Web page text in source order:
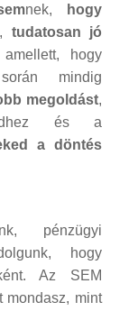
nek,
hogy
tudatosan jó
hogy
mindig
megoldást,
és a
a döntés
pénzügyi
hogy
Az SEM
mondasz, mint